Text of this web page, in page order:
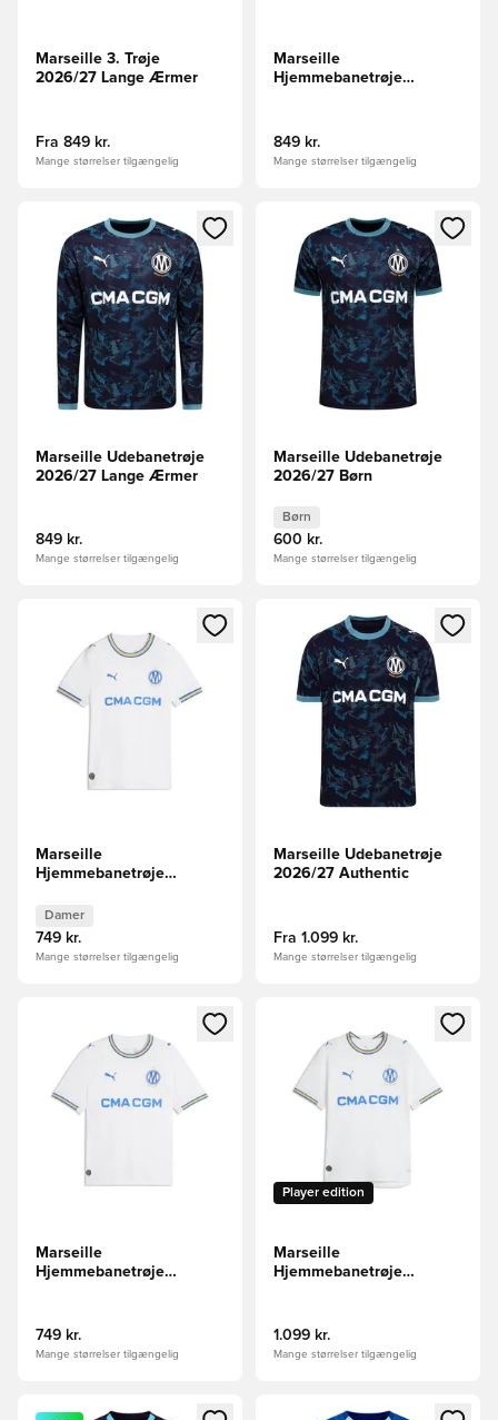
Marseille 3. Trøje
2026/27 Lange Ærmer
Fra 849 kr.
Mange størrelser tilgængelig
Marseille
Hjemmebanetrøje
849 kr.
Mange størrelser tilgængelig
Åbner en Modal til at logge ind eller tilmelde dig som
Marseille Udebanetrøje
2026/27 Lange Ærmer
849 kr.
Mange størrelser tilgængelig
Åbner en Modal til at logge
Marseille Udebanetrøje
2026/27 Børn
Børn
600 kr.
Mange størrelser tilgængelig
Åbner en Modal til at logge ind eller tilmelde dig som
Marseille
Hjemmebanetrøje
Damer
749 kr.
Mange størrelser tilgængelig
Åbner en Modal til at logge
Marseille Udebanetrøje
2026/27 Authentic
Fra 1.099 kr.
Mange størrelser tilgængelig
Åbner en Modal til at logge ind eller tilmelde dig som
Marseille
Hjemmebanetrøje
749 kr.
Mange størrelser tilgængelig
Åbner en Modal til at logge
Player edition
Marseille
Hjemmebanetrøje
1.099 kr.
Mange størrelser tilgængelig
Åbner en Modal til at logge ind eller tilmelde dig som
Åbner en Modal til at logge